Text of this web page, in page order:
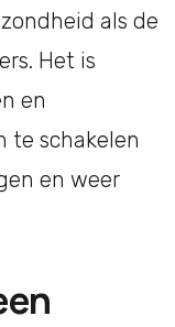
als de
Het is
en
te schakelen
en weer